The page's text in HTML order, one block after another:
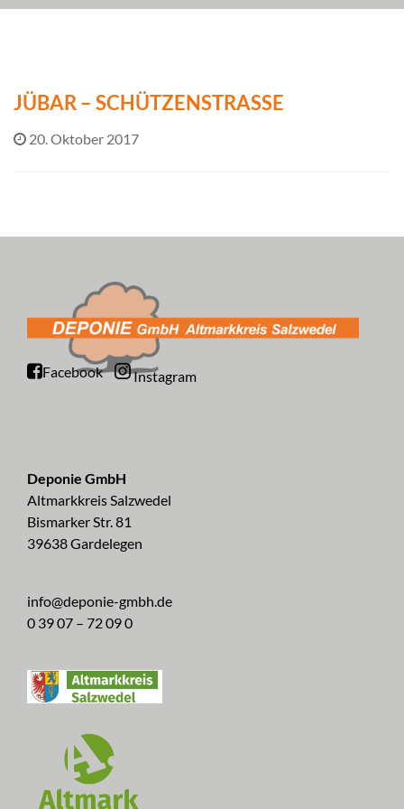
JÜBAR – SCHÜTZENSTRASSE
20. Oktober 2017
Facebook Instagram
Deponie GmbH
Altmarkkreis Salzwedel
Bismarker Str. 81
39638 Gardelegen
info@deponie-gmbh.de
0 39 07 – 72 09 0